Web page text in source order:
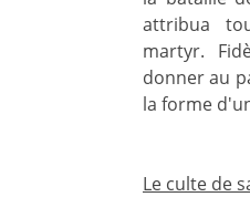
attribua
martyr.
donner au
la forme
Le culte de